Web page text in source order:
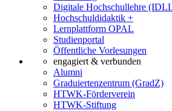
Digitale Hochschullehre
Hochschuldidaktik +
Lernplattform OPAL
Studienportal
Öffentliche Vorlesungen
engagiert & verbunden
Alumni
Graduiertenzentrum (GradZ)
HTWK-Förderverein
HTWK-Stiftung